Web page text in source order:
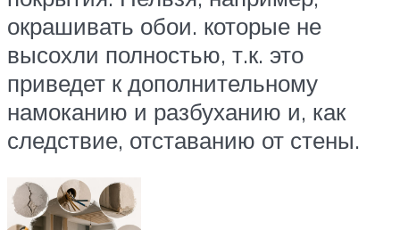
окрашивать обои. которые не
высохли полностью, т.к. это
приведет к дополнительному
намоканию и разбуханию и, как
следствие, отставанию от стены.